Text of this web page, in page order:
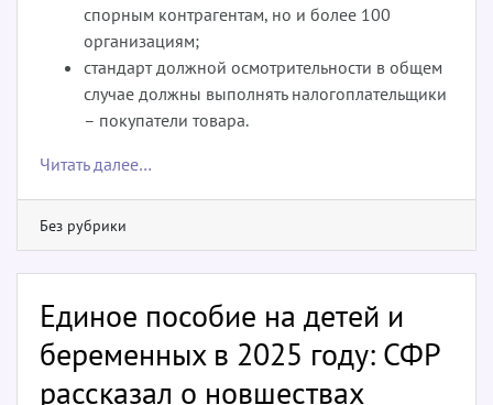
спорным контрагентам, но и более 100
организациям;
стандарт должной осмотрительности в общем
случае должны выполнять налогоплательщики
– покупатели товара.
Читать далее…
Без рубрики
Единое пособие на детей и
беременных в 2025 году: СФР
рассказал о новшествах